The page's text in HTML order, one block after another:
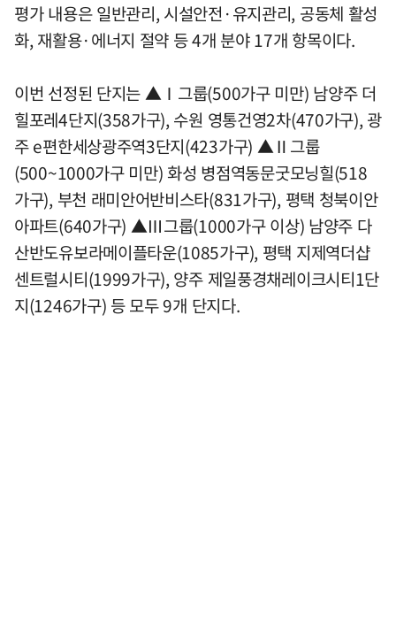
평가 내용은 일반관리, 시설안전·유지관리, 공동체 활성
화, 재활용·에너지 절약 등 4개 분야 17개 항목이다.
이번 선정된 단지는 ▲Ⅰ그룹(500가구 미만) 남양주 더
힐포레4단지(358가구), 수원 영통건영2차(470가구), 광
주 e편한세상광주역3단지(423가구) ▲Ⅱ그룹
(500~1000가구 미만) 화성 병점역동문굿모닝힐(518
가구), 부천 래미안어반비스타(831가구), 평택 청북이안
아파트(640가구) ▲Ⅲ그룹(1000가구 이상) 남양주 다
산반도유보라메이플타운(1085가구), 평택 지제역더샵
센트럴시티(1999가구), 양주 제일풍경채레이크시티1단
지(1246가구) 등 모두 9개 단지다.